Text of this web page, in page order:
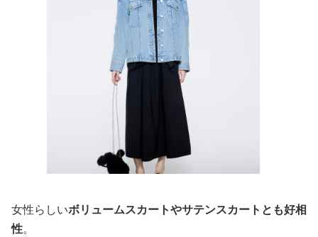
女性らしいボリュームスカートやサテンスカートとも好相
性。